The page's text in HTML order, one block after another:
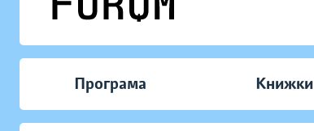
Програма Книжки